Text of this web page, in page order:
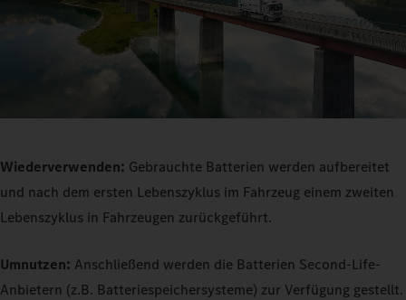
Wiederverwenden: Gebrauchte Batterien werden aufbereitet
und nach dem ersten Lebenszyklus im Fahrzeug einem zweiten
Lebenszyklus in Fahrzeugen zurückgeführt.
Umnutzen: Anschließend werden die Batterien Second-Life-
Anbietern (z.B. Batteriespeichersysteme) zur Verfügung gestellt.